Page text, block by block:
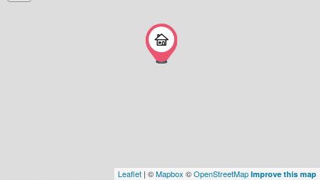
Leaflet | ©Mapbox ©OpenStreetMap Improve this map